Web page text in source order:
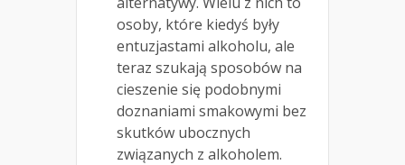
osoby, które kiedyś były
entuzjastami alkoholu, ale
teraz szukają sposobów na
cieszenie się podobnymi
doznaniami smakowymi bez
skutków ubocznych
związanych z alkoholem.